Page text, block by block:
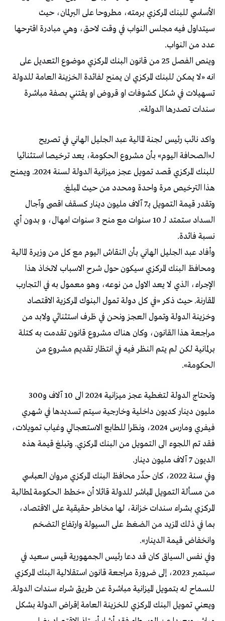
الأساسي للبنك المركزي برمته، مطروحا على البرلمان، حيث
سيتداول فيه مجلس النواب في وقت لاحق، وهي مبادرة اقترحها
عدد من النواب.
وينص الفصل 25 من قانون البنك المركزي موضوع التعديل على
انه «لا يمكن للبنك المركزي ان يمنح لفائدة الخزينة العامة للدولة
تسهيلات في شكل كشوفات او قروض او يقتني بصفة مباشرة
سندات تصدرها الدولة».
واكد نائب رئيس لجنة المالية عبد الجليل الهاني في تصريح
لـ«الصحافة اليوم» بأن مشروع الحكومة، يعد ترخيصا استثنائيا
للبنك المركزي قصد تمويل عجز ميزانية الدولة لسنة 2024. ويمنح
هذا الترخيص مرة واحدة ومحدد من حيث المبلغ.
وتقدر قيمة التمويل بـ7 آلاف مليون دينار كسقف اقصى وآجال
السداد ستمتد لـ 10 سنوات مع منح 3 سنوات امهال، و بدون أي
نسبة فائدة.
وأفاد عبد الجليل الهاني بأن النقاش اليوم مع كل من وزيرة المالية
ومحافظ البنك المركزي سيكون حول شرح الاسباب لاتخاذ هذا
الإجراء، الذي لا يعد الاول من نوعه، وهو معمول به في التجارب
المقارنة. حيث ذكر «في كل دولة تمول البنوك المركزية الاقتصاد
وخزينة الدولة وتمول العجز ونحن في ظرف استثنائي ولابد من
مراجعة هذا القانون، وكان هناك مشروع قانون تقدمت به كتلة
برلمانية لكن لم يتم النظر فيه في انتظار تقديم مشروع من
الحكومة».
وتحتاج الدولة لتغطية عجز ميزانية 2024 الى 10 آلاف و300
مليون دينار كديون داخلية وخارجية سيتم تسديدها في شهري
فيفري ومارس 2024، ونظرا للطابع الاستعجالي وغياب تمويلات،
فقد تم اللجوء الى التمويل من البنك المركزي. وتبلغ قيمة هذه
الديون 7 آلاف مليون دينار.
وفي سنة 2022، كان حذّر محافظ البنك المركزي مروان العباسي
من مسألة التمويل المباشر للدولة قائلا أن «خطط الحكومة لمطالبة
المركزي بشراء سندات خزانة، لها مخاطر حقيقية على الاقتصاد،
بما في ذلك المزيد من الضغط على السيولة وارتفاع التضخم
وانخفاض قيمة الدينار».
وفي نفس السياق كان قد دعا رئيس الجمهورية قيس سعيد في
سبتمبر 2023، إلى ضرورة مراجعة قانون استقلالية البنك المركزي
للسماح له بتمويل الميزانية مباشرة عن طريق شراء سندات الدولة.
ويعني تمويل البنك المركزي للخزينة العامة إقراض الدولة بشكل